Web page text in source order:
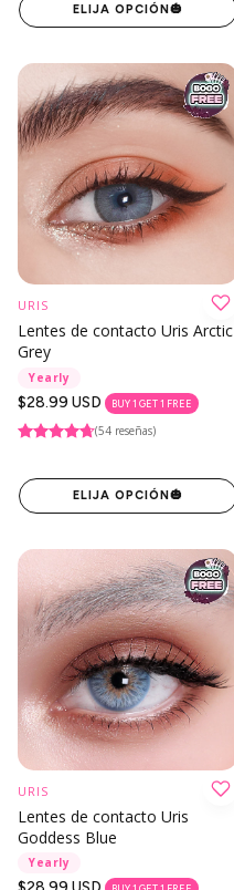
ELIJA OPCIÓN 🎃
URIS
Lentes de contacto Uris Arctic
Grey
Yearly
Precio
regular
$28.99 USD BUY 1 GET 1 FREE
(54 reseñas)
ELIJA OPCIÓN🎃
URIS
Lentes de contacto Uris
Goddess Blue
Yearly